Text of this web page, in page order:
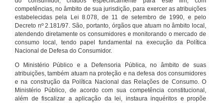
competências, no âmbito de sua jurisdição, para exercer as atribuições
estabelecidas pela Lei 8.078, de 11 de setembro de 1990, e pelo
Decreto nº 2.181/97. São, portanto, órgãos que atuam no âmbito local,
atendendo diretamente os consumidores e monitorando o mercado de
consumo local, tendo papel fundamental na execução da Política
Nacional de Defesa do Consumidor.
O Ministério Público e a Defensoria Pública, no âmbito de suas
atribuições, também atuam na proteção e na defesa dos consumidores
e na construção da Política Nacional das Relações de Consumo. O
Ministério Público, de acordo com sua competência constitucional,
além de fiscalizar a aplicação da lei, instaura inquéritos e propõe